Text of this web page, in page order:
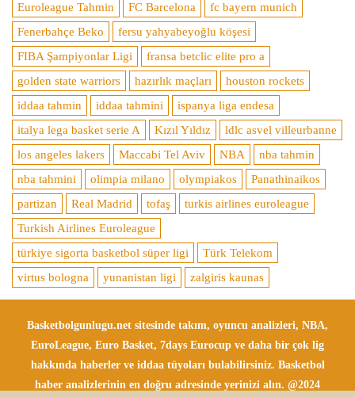
Euroleague Tahmin
FC Barcelona
fc bayern munich
Fenerbahçe Beko
fersu yahyabeyoğlu köşesi
FIBA Şampiyonlar Ligi
fransa betclic elite pro a
golden state warriors
hazırlık maçları
houston rockets
iddaa tahmin
iddaa tahmini
ispanya liga endesa
italya lega basket serie A
Kızıl Yıldız
ldlc asvel villeurbanne
los angeles lakers
Maccabi Tel Aviv NBA
nba tahmin
nba tahmini
olimpia milano olympiakos
Panathinaikos
partizan
Real Madrid tofaş
turkis airlines euroleague
Turkish Airlines Euroleague
türkiye sigorta basketbol süper ligi
Türk Telekom
virtus bologna
yunanistan ligi zalgiris kaunas
Basketbolgunlugu.net sitesinde takım, oyuncu analizleri, NBA,
EuroLeague, Euro Basket, 7days Eurocup ve daha bir çok lig
hakkında haberler ve iddaa tüyoları bulabilirsiniz. Basketbol
haber analizlerinin en doğru adresinde yerinizi alın. @2024